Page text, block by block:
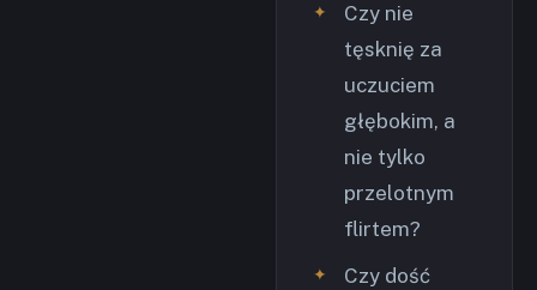
Czy nie
tęsknię za
uczuciem
głębokim, a
nie tylko
przelotnym
flirtem?
Czy dość